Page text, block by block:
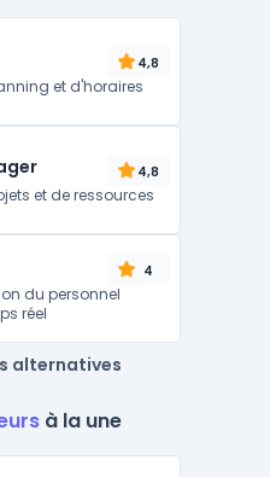
4,8
et d'horaires
4,8
et de ressources
4
du personnel
réel
alternatives
à la une